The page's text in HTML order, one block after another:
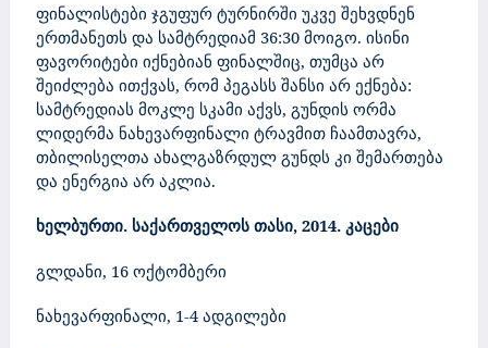
ფინალისტები ჯგუფურ ტურნირში უკვე შეხვდნენ
ერთმანეთს და სამტრედიამ 36:30 მოიგო. ისინი
ფავორიტები იქნებიან ფინალშიც, თუმცა არ
შეიძლება ითქვას, რომ პეგასს შანსი არ ექნება:
სამტრედიას მოკლე სკამი აქვს, გუნდის ორმა
ლიდერმა ნახევარფინალი ტრავმით ჩაამთავრა,
თბილისელთა ახალგაზრდულ გუნდს კი შემართება
და ენერგია არ აკლია.
ხელბურთი. საქართველოს თასი, 2014. კაცები
გლდანი, 16 ოქტომბერი
ნახევარფინალი, 1-4 ადგილები